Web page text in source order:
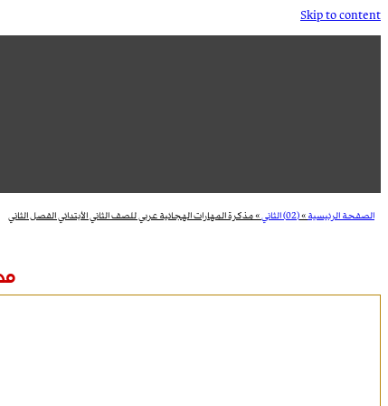
Skip to content
الصفحة الرئيسية»(02) الثاني »مذكرة المهارات الهجائية عربي للصف الثاني الأبتدائي الفصل الثاني